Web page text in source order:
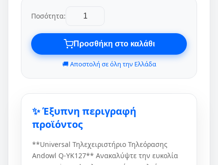
Ποσότητα:
Προσθήκη στο καλάθι
🚚 Αποστολή σε όλη την Ελλάδα
✨ Έξυπνη περιγραφή
προϊόντος
**Universal Τηλεχειριστήριο Τηλεόρασης
Andowl Q-YK127** Ανακαλύψτε την ευκολία